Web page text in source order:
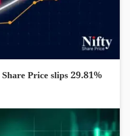
Price slips 29.81%